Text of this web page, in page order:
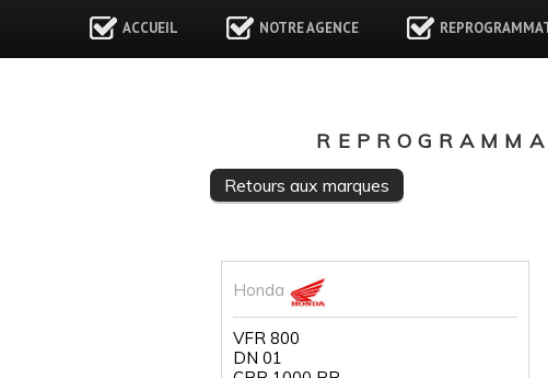
ACCUEIL NOTRE AGENCE
Retours aux marques
Honda
VFR 800
DN 01